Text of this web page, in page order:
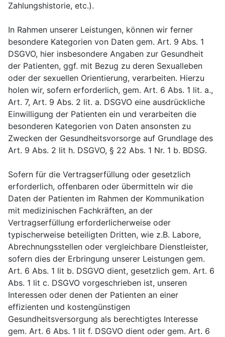
Zahlungshistorie, etc.).
In Rahmen unserer Leistungen, können wir ferner
besondere Kategorien von Daten gem. Art. 9 Abs. 1
DSGVO, hier insbesondere Angaben zur Gesundheit
der Patienten, ggf. mit Bezug zu deren Sexualleben
oder der sexuellen Orientierung, verarbeiten. Hierzu
holen wir, sofern erforderlich, gem. Art. 6 Abs. 1 lit. a.,
Art. 7, Art. 9 Abs. 2 lit. a. DSGVO eine ausdrückliche
Einwilligung der Patienten ein und verarbeiten die
besonderen Kategorien von Daten ansonsten zu
Zwecken der Gesundheitsvorsorge auf Grundlage des
Art. 9 Abs. 2 lit h. DSGVO, § 22 Abs. 1 Nr. 1 b. BDSG.
Sofern für die Vertragserfüllung oder gesetzlich
erforderlich, offenbaren oder übermitteln wir die
Daten der Patienten im Rahmen der Kommunikation
mit medizinischen Fachkräften, an der
Vertragserfüllung erforderlicherweise oder
typischerweise beteiligten Dritten, wie z.B. Labore,
Abrechnungsstellen oder vergleichbare Dienstleister,
sofern dies der Erbringung unserer Leistungen gem.
Art. 6 Abs. 1 lit b. DSGVO dient, gesetzlich gem. Art. 6
Abs. 1 lit c. DSGVO vorgeschrieben ist, unseren
Interessen oder denen der Patienten an einer
effizienten und kostengünstigen
Gesundheitsversorgung als berechtigtes Interesse
gem. Art. 6 Abs. 1 lit f. DSGVO dient oder gem. Art. 6